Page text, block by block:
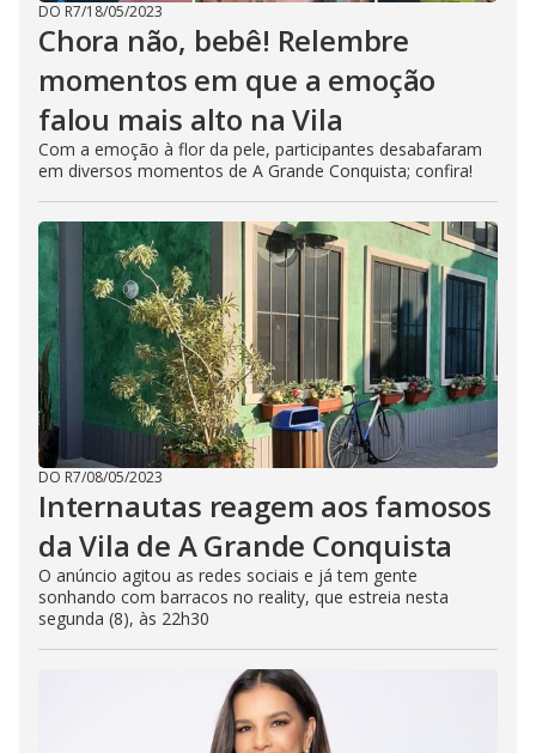
DO R7/18/05/2023
Chora não, bebê! Relembre
momentos em que a emoção
falou mais alto na Vila
Com a emoção à flor da pele, participantes desabafaram
em diversos momentos de A Grande Conquista; confira!
DO R7/08/05/2023
Internautas reagem aos famosos
da Vila de A Grande Conquista
O anúncio agitou as redes sociais e já tem gente
sonhando com barracos no reality, que estreia nesta
segunda (8), às 22h30